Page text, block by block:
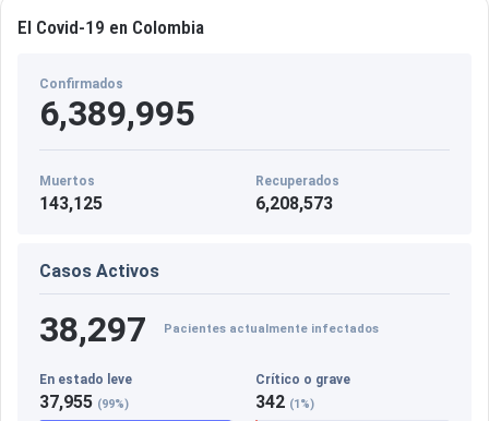
El Covid-19 en Colombia
Confirmados
6,389,995
Muertos
143,125
Recuperados
6,208,573
Casos Activos
38,297 Pacientes actualmente infectados
En estado leve
37,955 (99%)
Crítico o grave
342 (1%)